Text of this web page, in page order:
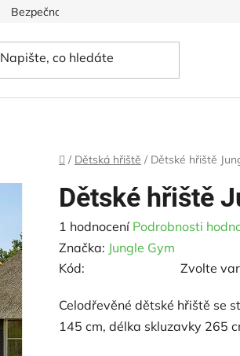
Bezpečnost hřišť
Domů
/ Dětská hřiště / Dětské hřiště
Dětské hřiště
Průměrné
hodnocení
produktu
5,0
z
1 hodnocení Podrobnosti
Značka: Jungle Gym
Kód:
Zvolte
Celodřevěné dětské hřiště se
145 cm, délka skluzavky 265